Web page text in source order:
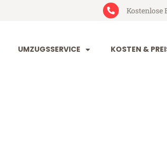
Kostenlose
UMZUGSSERVICE KOSTEN &